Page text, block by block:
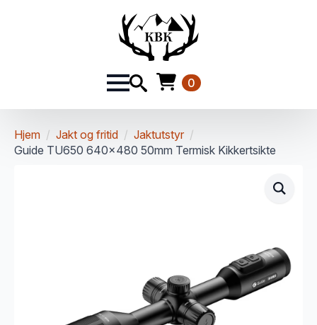
0
Hjem Jakt og fritid
Jaktutstyr
Guide TU650 640×480 50mm Termisk Kikkertsikte